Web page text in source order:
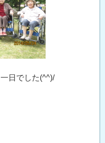
日でした(^^)/